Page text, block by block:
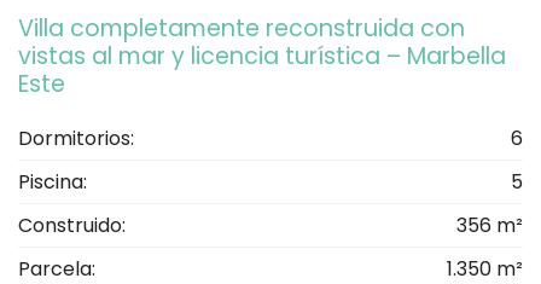
Villa completamente reconstruida con
vistas al mar y licencia turística – Marbella
Este
Dormitorios:
6
Piscina:
5
Construido:
356 m²
Parcela:
1.350 m²